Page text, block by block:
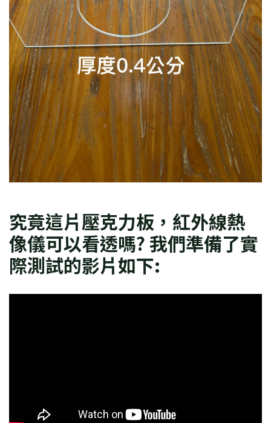
究竟這片壓克力板，紅外線熱
像儀可以看透嗎? 我們準備了實
際測試的影片如下: